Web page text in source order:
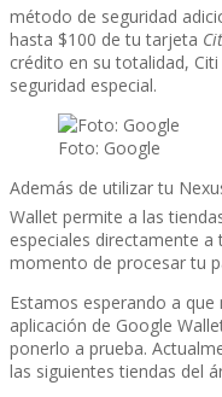
método de seguridad
hasta $100 de tu tarjeta
crédito en su totalidad,
seguridad especial.
Foto: Google
Además de utilizar tu
Wallet permite a las
especiales directamente
momento de procesar tu
Estamos esperando a
aplicación de Google
ponerlo a prueba.
las siguientes tiendas del